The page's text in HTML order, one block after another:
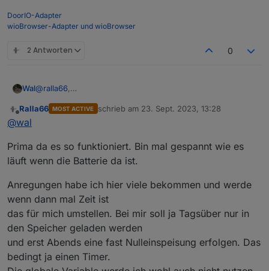
>B
->sensor53 r
>S
timer+=1
if p>Ppos {
if p<Pneg {
if p<-150 {
}
I-=0.5
}
timer=0
}
if chg[SW]>0 {
vSW=rSW+s(SW)
DoorIO-Adapter
wioBrowser-Adapter und wioBrowser
2 Antworten 0
Wal@ralla66
sehr gut funktioniert.
Ist mit der Rechnung
Verbrauch hole ich mir über eine Globale Variable da das
einfach ist.
g:pwr=0
timer=0
Umax=40
Imax=10
Ppos=20
Pneg=-50
U=40
I=0.5
Offline
Ralla66 MOST ACTIVE schrieb am 23. Sept. 2023, 13:28
zuletzt editiert von
@wal
Prima da es so funktioniert. Bin mal gespannt wie es
läuft wenn die Batterie da ist.
Anregungen habe ich hier viele bekommen und werde
wenn dann mal Zeit ist
das für mich umstellen. Bei mir soll ja Tagsüber nur in
den Speicher geladen werden
und erst Abends eine fast Nulleinspeisung erfolgen. Das
bedingt ja einen Timer.